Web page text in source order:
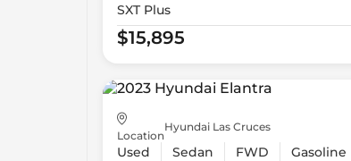
SXT Plus
$15,895
Location
Hyundai Las Cruces
Used Sedan FWD Gasoline